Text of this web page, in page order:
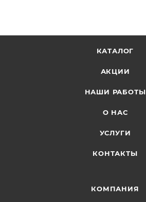
КАТАЛОГ
АКЦИИ
НАШИ РАБОТЫ
О НАС
УСЛУГИ
КОНТАКТЫ
КОМПАНИЯ